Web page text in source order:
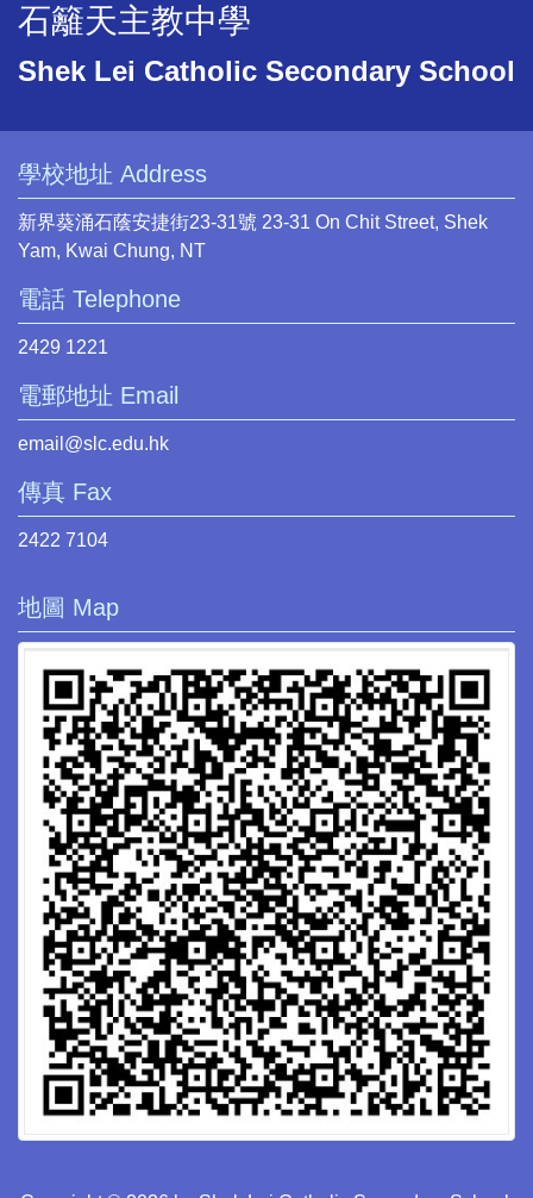
石籬天主教中學
Shek Lei Catholic Secondary School
學校地址 Address
新界葵涌石蔭安捷街23-31號 23-31 On Chit Street, Shek
Yam, Kwai Chung, NT
電話 Telephone
2429 1221
電郵地址 Email
email@slc.edu.hk
傳真 Fax
2422 7104
地圖 Map